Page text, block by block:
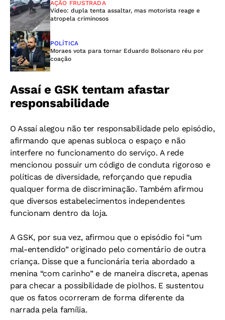
AÇÃO FRUSTRADA
Vídeo: dupla tenta assaltar, mas motorista reage e
atropela criminosos
POLÍTICA
Moraes vota para tornar Eduardo Bolsonaro réu por
coação
Assaí e GSK tentam afastar
responsabilidade
O Assaí alegou não ter responsabilidade pelo episódio,
afirmando que apenas subloca o espaço e não
interfere no funcionamento do serviço. A rede
mencionou possuir um código de conduta rigoroso e
políticas de diversidade, reforçando que repudia
qualquer forma de discriminação. Também afirmou
que diversos estabelecimentos independentes
funcionam dentro da loja.
A GSK, por sua vez, afirmou que o episódio foi “um
mal-entendido” originado pelo comentário de outra
criança. Disse que a funcionária teria abordado a
menina “com carinho” e de maneira discreta, apenas
para checar a possibilidade de piolhos. E sustentou
que os fatos ocorreram de forma diferente da
narrada pela família.